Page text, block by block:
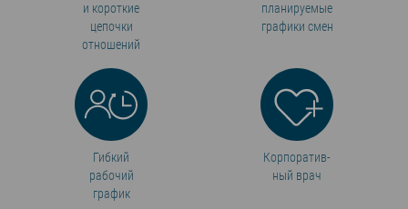
и короткие
цепочки
отношений
планируемые
графики смен
Гибкий
рабочий
график
Корпоратив­
ный врач